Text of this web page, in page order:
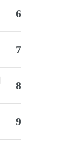
6
7
8
9